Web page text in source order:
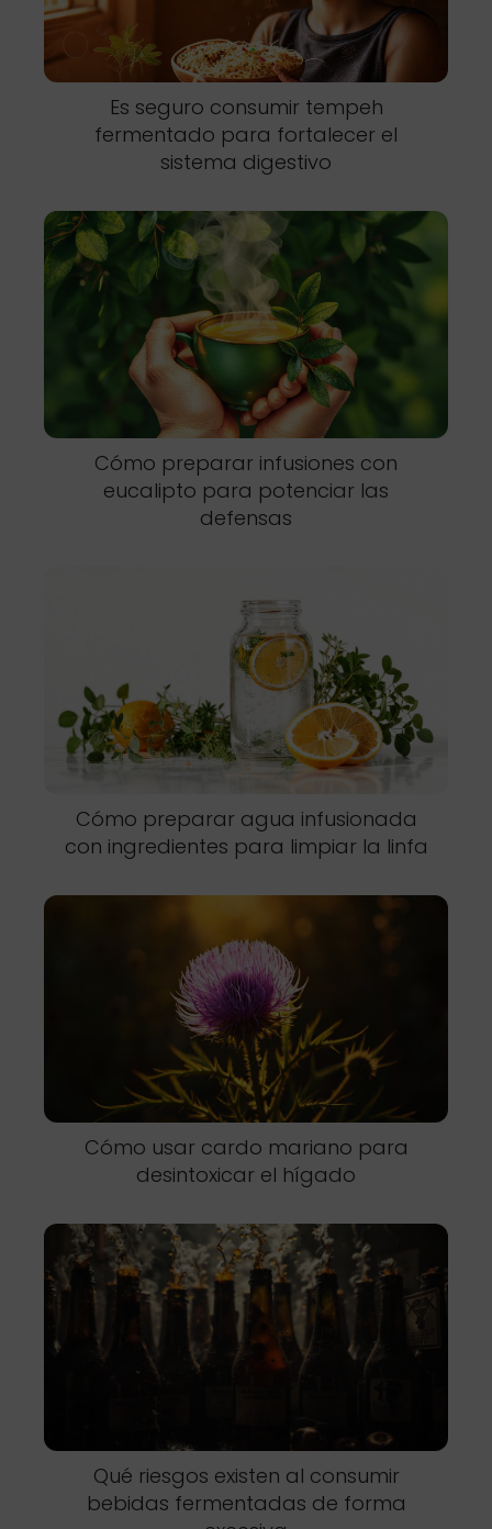
Es seguro consumir tempeh
fermentado para fortalecer el
sistema digestivo
Cómo preparar infusiones con
eucalipto para potenciar las
defensas
Cómo preparar agua infusionada
con ingredientes para limpiar la linfa
Cómo usar cardo mariano para
desintoxicar el hígado
Qué riesgos existen al consumir
bebidas fermentadas de forma